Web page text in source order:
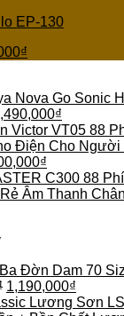
EP-130
₫
Nova Go Sonic
₫
Victor VT05 88
Điện Cho
₫
C300 88
Âm Thanh
Đờn Dam 70
1,190,000₫
Lương Sơn